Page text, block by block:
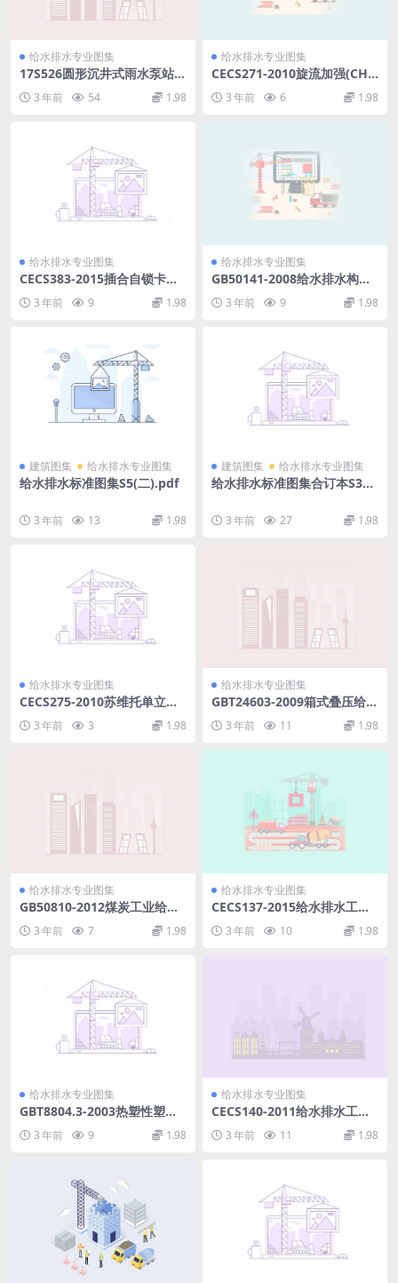
给水排水专业图集
17S526圆形沉井式雨水泵站.p
3 年前 54 1.98
给水排水专业图集
CECS271-2010旋流加强(CH
T)型单立管排水系统技术规程.
pdf3 年前 6 1.98
给水排水专业图集
CECS383-2015插合自锁卡簧
3 年前 9 1.98
给水排水专业图集
GB50141-2008给水排水构筑
3 年前 9 1.98
建筑图集 给水排水专业图集
给水排水标准图集S5(二).pdf
3 年前 13 1.98
建筑图集 给水排水专业图集
给水排水标准图集合订本S3
3 年前 27 1.98
给水排水专业图集
CECS275-2010苏维托单立管
3 年前 3 1.98
给水排水专业图集
GBT24603-2009箱式叠压给水
3 年前 11 1.98
给水排水专业图集
GB50810-2012煤炭工业给水
3 年前 7 1.98
给水排水专业图集
CECS137-2015给水排水工程
pdf3 年前 10 1.98
给水排水专业图集
GBT8804.3-2003热塑性塑料
管材拉伸性能测定第3部分：
聚烯烃管材.pdf
3 年前 9 1.98
给水排水专业图集
CECS140-2011给水排水工程
埋地预应力混凝土管和预应力
钢筒混凝土管管道结构设计规
3 年前 11 1.98